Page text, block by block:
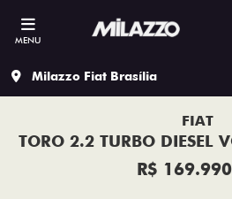
MENU
Milazzo Fiat Brasília
FIAT
TORO 2.2 TURBO DIESEL
R$